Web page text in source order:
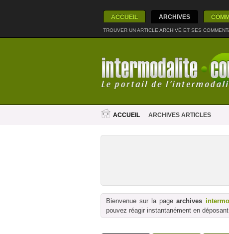
ACCUEIL ARCHIVES
TROUVER UN ARTICLE ARCHIVÉ ET SES
ACCUEIL ARCHIVES ARTICLES
Bienvenue sur la pagearchives
pouvez réagir instantanément en